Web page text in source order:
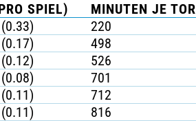
SPIEL) MINUTEN JE TOR
220
498
526
701
712
816